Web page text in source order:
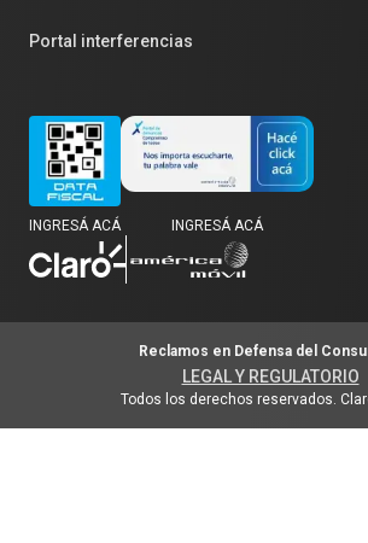
Portal interferencias
INGRESÁ ACÁ INGRESÁ ACÁ
Todos los derechos reservados.
LEGAL Y REGULATORIO
Reclamos en Defensa del